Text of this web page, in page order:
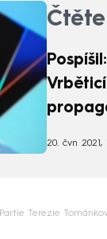
20. čvn 2021,
Partie Terezie